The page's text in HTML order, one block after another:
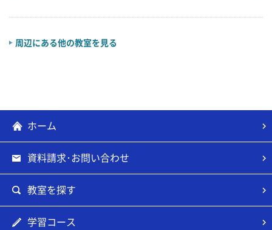
周辺にある他の教室を見る
ホーム
資料請求･お問い合わせ
教室を探す
学習コース